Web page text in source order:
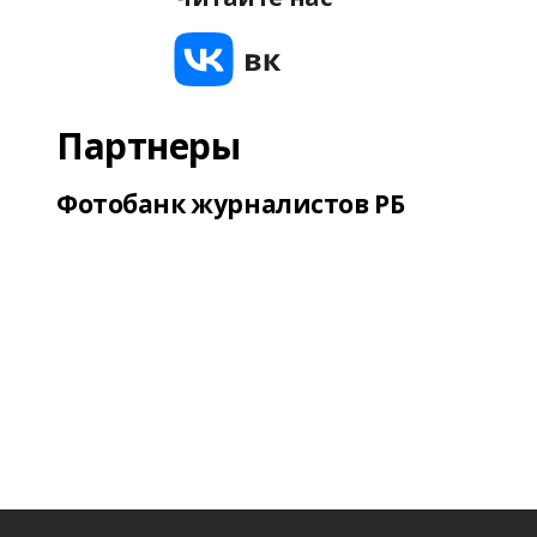
Партнеры
Фотобанк журналистов РБ